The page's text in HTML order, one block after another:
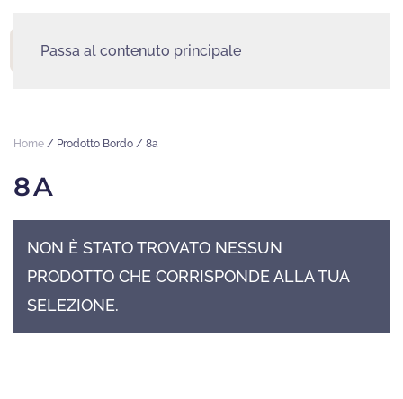
Passa al contenuto principale
Home / Prodotto Bordo / 8a
8A
NON È STATO TROVATO NESSUN
PRODOTTO CHE CORRISPONDE ALLA TUA
SELEZIONE.